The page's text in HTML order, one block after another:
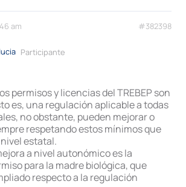
am #382398
Participante
permisos y licencias del TREBEP son
es, una regulación aplicable a todas
no obstante, pueden mejorar o
respetando estos mínimos que
estatal.
a nivel autonómico es la
para la madre biológica, que
respecto a la regulación